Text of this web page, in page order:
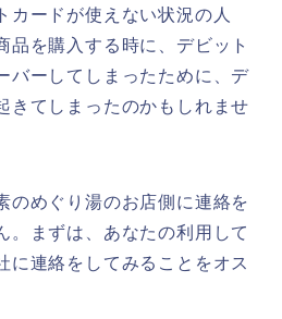
カードが使えない状況の人
品を購入する時に、デビット
バーしてしまったために、デ
きてしまったのかもしれませ
のめぐり湯のお店側に連絡を
。まずは、あなたの利用して
に連絡をしてみることをオス